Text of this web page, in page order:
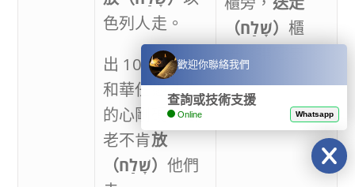
色列人走。
出 10:27 但耶
和華任憑法老
的心剛硬，法
老不肯放
（שָׁלַח）他們
（שָׁלַח）櫃
歡迎你聯絡我們
查詢或技術支援
Online Whatsapp